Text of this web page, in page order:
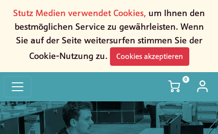
Stutz Medien verwendet Cookies, um Ihnen den
bestmöglichen Service zu gewährleisten. Wenn
Sie auf der Seite weitersurfen stimmen Sie der
Cookie-Nutzung zu.
Cookies akzeptieren
0